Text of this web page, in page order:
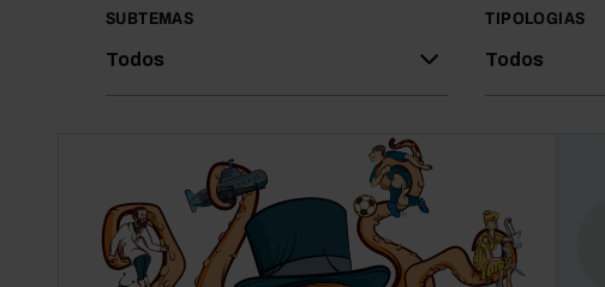
SUBTEMAS
Todos
TIPOLOGIAS
Todos